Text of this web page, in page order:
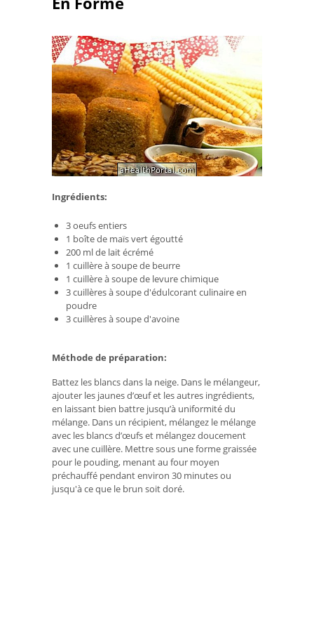
Ingrédients:
3 oeufs entiers
1 boîte de maïs vert égoutté
200 ml de lait écrémé
1 cuillère à soupe de beurre
1 cuillère à soupe de levure chimique
3 cuillères à soupe d'édulcorant culinaire en
poudre
3 cuillères à soupe d'avoine
Méthode de préparation:
Battez les blancs dans la neige. Dans le mélangeur,
ajouter les jaunes d’œuf et les autres ingrédients,
en laissant bien battre jusqu’à uniformité du
mélange. Dans un récipient, mélangez le mélange
avec les blancs d’œufs et mélangez doucement
avec une cuillère. Mettre sous une forme graissée
pour le pouding, menant au four moyen
préchauffé pendant environ 30 minutes ou
jusqu'à ce que le brun soit doré.